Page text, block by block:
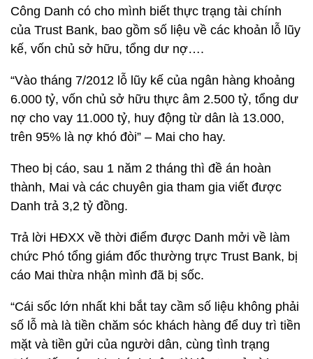
Công Danh có cho mình biết thực trạng tài chính
của Trust Bank, bao gồm số liệu về các khoản lỗ lũy
kế, vốn chủ sở hữu, tổng dư nợ….
“Vào tháng 7/2012 lỗ lũy kế của ngân hàng khoảng
6.000 tỷ, vốn chủ sở hữu thực âm 2.500 tỷ, tổng dư
nợ cho vay 11.000 tỷ, huy động từ dân là 13.000,
trên 95% là nợ khó đòi” – Mai cho hay.
Theo bị cáo, sau 1 năm 2 tháng thì đề án hoàn
thành, Mai và các chuyên gia tham gia viết được
Danh trả 3,2 tỷ đồng.
Trả lời HĐXX về thời điểm được Danh mởi về làm
chức Phó tổng giám đốc thường trực Trust Bank, bị
cáo Mai thừa nhận mình đã bị sốc.
“Cái sốc lớn nhất khi bắt tay cầm số liệu không phải
số lỗ mà là tiền chăm sóc khách hàng để duy trì tiền
mặt và tiền gửi của người dân, cùng tình trạng